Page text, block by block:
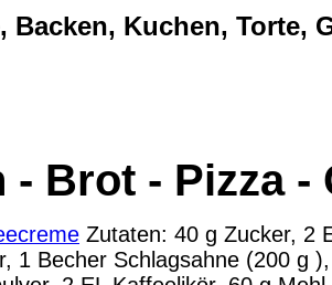
Backen, Kuchen, Torte,
- Brot - Pizza -
Zutaten: 40 g Zucker, 2
1 Becher Schlagsahne (200 g